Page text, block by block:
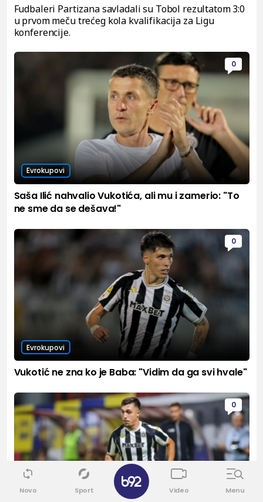
Fudbaleri Partizana savladali su Tobol rezultatom 3:0
u prvom meču trećeg kola kvalifikacija za Ligu
konferencije.
0
Evrokupovi
Saša Ilić nahvalio Vukotića, ali mu i zamerio: "To
ne sme da se dešava!"
0
Evrokupovi
Vukotić ne zna ko je Baba: "Vidim da ga svi hvale"
0
Novo Sport Video Menu
✕